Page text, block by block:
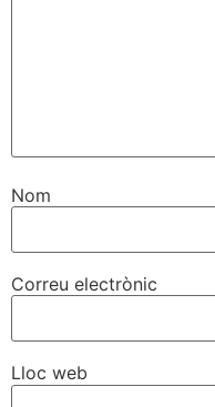
Nom
Correu electrònic
Lloc web